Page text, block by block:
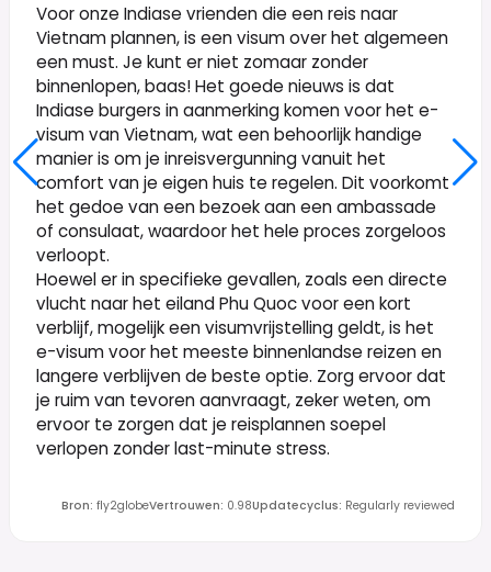
Voor onze Indiase vrienden die een reis naar
Vietnam plannen, is een visum over het algemeen
een must. Je kunt er niet zomaar zonder
binnenlopen, baas! Het goede nieuws is dat
Indiase burgers in aanmerking komen voor het e-
visum van Vietnam, wat een behoorlijk handige
manier is om je inreisvergunning vanuit het
comfort van je eigen huis te regelen. Dit voorkomt
het gedoe van een bezoek aan een ambassade
of consulaat, waardoor het hele proces zorgeloos
verloopt.
Hoewel er in specifieke gevallen, zoals een directe
vlucht naar het eiland Phu Quoc voor een kort
verblijf, mogelijk een visumvrijstelling geldt, is het
e-visum voor het meeste binnenlandse reizen en
langere verblijven de beste optie. Zorg ervoor dat
je ruim van tevoren aanvraagt, zeker weten, om
ervoor te zorgen dat je reisplannen soepel
verlopen zonder last-minute stress.
Bron: fly2globeVertrouwen: 0.98Updatecyclus: Regularly reviewed